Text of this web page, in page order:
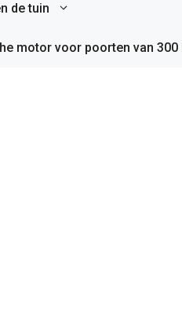
de tuin
motor voor poorten van 300